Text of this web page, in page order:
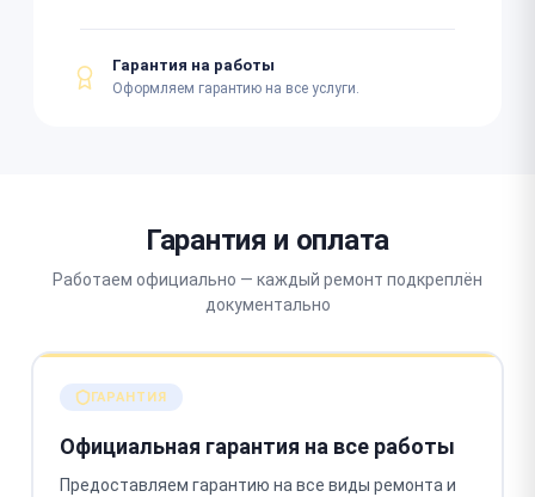
Гарантия на работы
Оформляем гарантию на все услуги.
Гарантия и оплата
Работаем официально — каждый ремонт подкреплён
документально
ГАРАНТИЯ
Официальная гарантия на все работы
Предоставляем гарантию на все виды ремонта и